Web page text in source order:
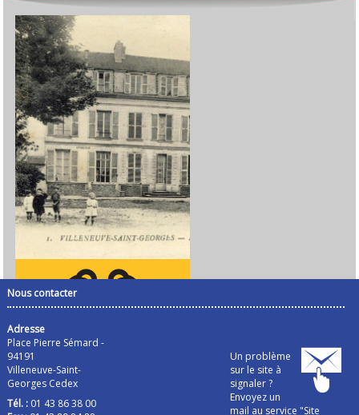
Nous contacter
Adresse
Place Pierre Sémard -
94191
Villeneuve-Saint-
Georges Cedex
Tél. :01 43 86 38 00
Un problème
sur le site à
signaler ?
Envoyez un
mail au service "Site